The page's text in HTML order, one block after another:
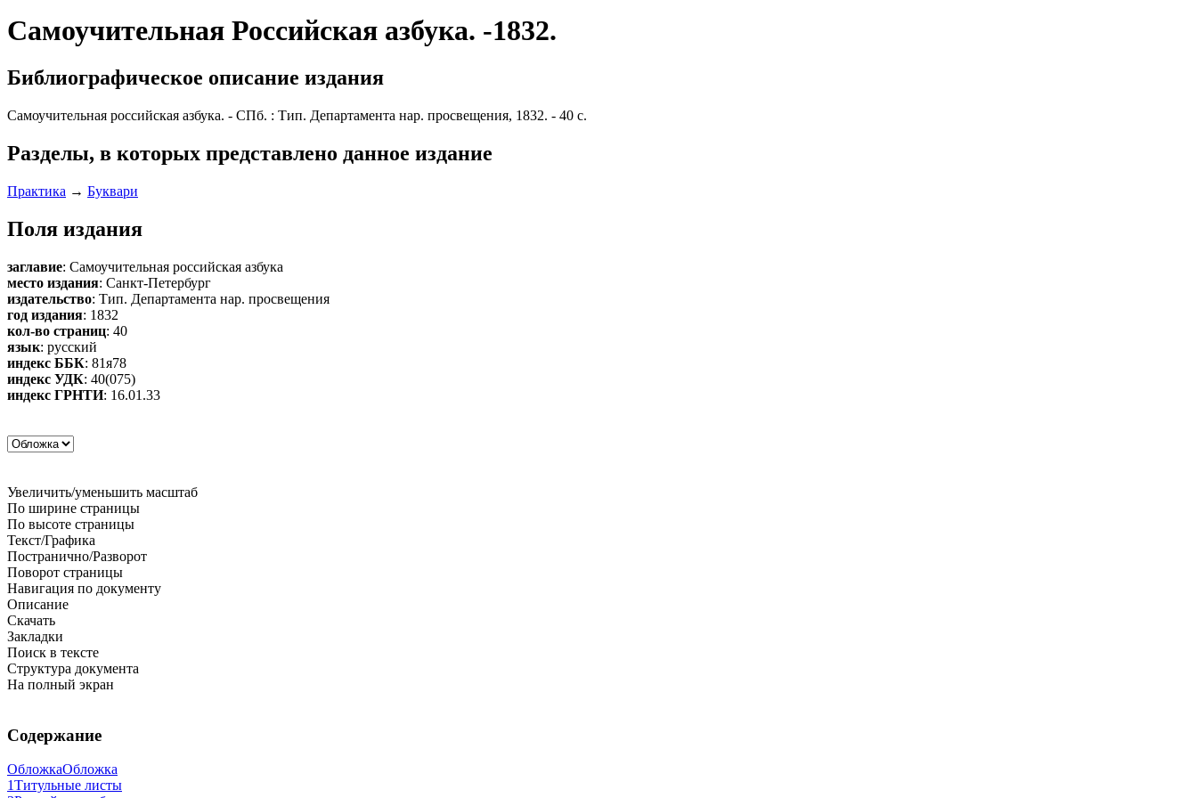
Самоучительная Российская азбука. -1832.
Библиографическое описание издания
Самоучительная российская азбука. - СПб. : Тип. Департамента нар. просвещения, 1832. - 40 с.
Разделы, в которых представлено данное издание
Практика → Буквари
Поля издания
заглавие: Самоучительная российская азбука
место издания: Санкт-Петербург
издательство: Тип. Департамента нар. просвещения
год издания: 1832
кол-во страниц: 40
язык: русский
индекс ББК: 81я78
индекс УДК: 40(075)
индекс ГРНТИ: 16.01.33
Увеличить/уменьшить масштаб
По ширине страницы
По высоте страницы
Текст/Графика
Постранично/Разворот
Поворот страницы
Навигация по документу
Описание
Скачать
Закладки
Поиск в тексте
Структура документа
На полный экран
Содержание
ОбложкаОбложка
1Титульные листы